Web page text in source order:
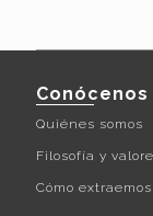
Conócenos
Quiénes somos
Filosofía y
Cómo